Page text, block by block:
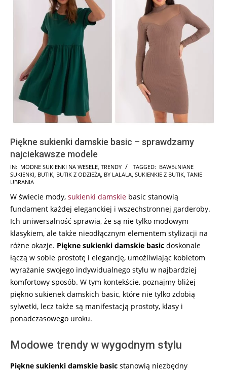
Piękne sukienki damskie basic – sprawdzamy
najciekawsze modele
2024-
01-
IN: MODNE SUKIENKI NA WESELE TRENDY TAGGED: BAWEŁNIANE
SUKIENKI BUTIK BUTIK Z ODZIEŻĄ BY LALALA SUKIENKIE Z BUTIK TANIE
UBRANIA
W świecie mody, sukienki damskie basic stanowią
fundament każdej eleganckiej i wszechstronnej garderoby.
Ich uniwersalność sprawia, że są nie tylko modowym
klasykiem, ale także nieodłącznym elementem stylizacji na
różne okazje. Piękne sukienki damskie basic doskonale
łączą w sobie prostotę i elegancję, umożliwiając kobietom
wyrażanie swojego indywidualnego stylu w najbardziej
komfortowy sposób. W tym kontekście, poznajmy bliżej
piękno sukienek damskich basic, które nie tylko zdobią
sylwetki, lecz także są manifestacją prostoty, klasy i
ponadczasowego uroku.
Modowe trendy w wygodnym stylu
Piękne sukienki damskie basic stanowią niezbędny